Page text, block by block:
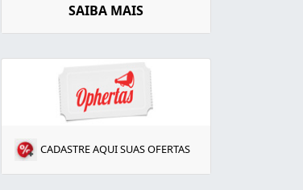
SAIBA MAIS
CADASTRE AQUI SUAS OFERTAS